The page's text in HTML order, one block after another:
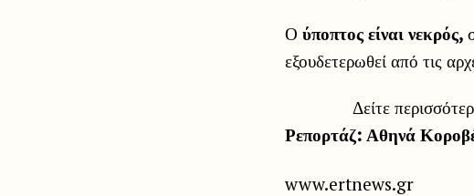
Ο ύποπτος είναι νεκρός,
εξουδετερωθεί από τις
Δείτε
Ρεπορτάζ: Αθηνά
www.ertnews.gr